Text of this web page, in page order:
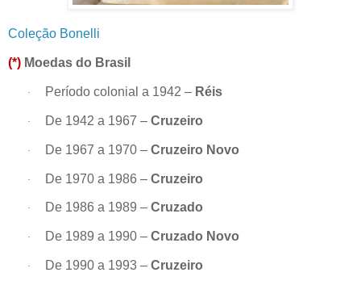
Coleção Bonelli
(*) Moedas do Brasil
· Período colonial a 1942 – Réis
· De 1942 a 1967 – Cruzeiro
· De 1967 a 1970 – Cruzeiro Novo
· De 1970 a 1986 – Cruzeiro
· De 1986 a 1989 – Cruzado
· De 1989 a 1990 – Cruzado Novo
· De 1990 a 1993 – Cruzeiro